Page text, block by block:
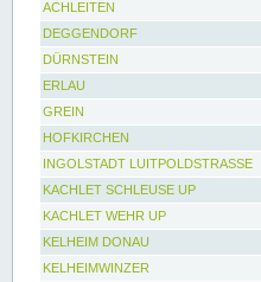
ACHLEITEN
DEGGENDORF
DÜRNSTEIN
ERLAU
GREIN
HOFKIRCHEN
INGOLSTADT LUITPOLDSTRASSE
KACHLET SCHLEUSE UP
KACHLET WEHR UP
KELHEIM DONAU
KELHEIMWINZER